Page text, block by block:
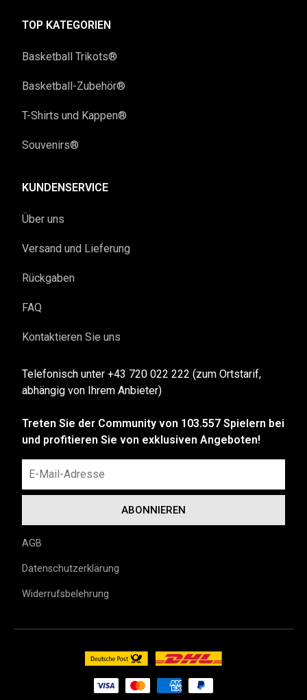
TOP KATEGORIEN
Basketball Trikots®
Basketball-Zubehör®
T-Shirts und Kappen®
Souvenirs®
KUNDENSERVICE
Über uns
Versand und Lieferung
Rückgaben
FAQ
Kontaktieren Sie uns
Treten Sie der Community von 103.557 Spielern bei
und profitieren Sie von exklusiven Angeboten!
Telefonisch unter +43 720 022 222 (zum Ortstarif,
abhängig von Ihrem Anbieter)
AGB
Datenschutzerklärung
Widerrufsbelehrung